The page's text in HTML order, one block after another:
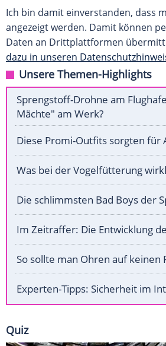
Ich bin damit einverstanden, dass
angezeigt werden. Damit können
Daten an Drittplattformen
dazu in unseren
Unsere Themen-Highlights
Sprengstoff-Drohne am
Mächte" am Werk?
Diese Promi-Outfits sorgten für
Was bei der Vogelfütterung
Die schlimmsten Bad Boys der
Im Zeitraffer: Die Entwicklung
So sollte man Ohren auf keinen
Experten-Tipps: Sicherheit im
Quiz